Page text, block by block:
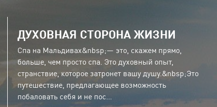
ДУХОВНАЯ СТОРОНА ЖИЗНИ
Спа на Мальдивах&nbsp;— это, скажем прямо,
больше, чем просто спа. Это духовный опыт,
странствие, которое затронет вашу душу.&nbsp;Это
путешествие, предлагающее возможность
побаловать себя и не пос...